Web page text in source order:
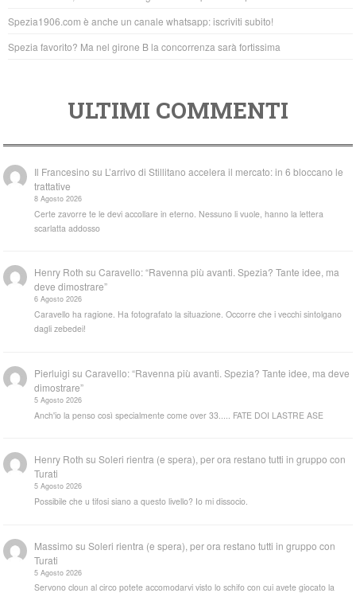
k
Spezia1906.com è anche un canale whatsapp: iscriviti subito!
Spezia favorito? Ma nel girone B la concorrenza sarà fortissima
ULTIMI COMMENTI
Il Francesino su L’arrivo di Stillitano accelera il mercato: in 6 bloccano le
trattative
8 Agosto 2026
Certe zavorre te le devi accollare in eterno. Nessuno li vuole, hanno la lettera
scarlatta addosso
Henry Roth suCaravello: “Ravenna più avanti. Spezia? Tante idee, ma
deve dimostrare”
6 Agosto 2026
Caravello ha ragione. Ha fotografato la situazione. Occorre che i vecchi sintolgano
dagli zebedei!
Pierluigi suCaravello: “Ravenna più avanti. Spezia? Tante idee, ma deve
dimostrare”
5 Agosto 2026
Anch'io la penso così specialmente come over 33..... FATE DOI LASTRE ASE
Henry Roth suSoleri rientra (e spera), per ora restano tutti in gruppo con
Turati
5 Agosto 2026
Possibile che u tifosi siano a questo livello? Io mi dissocio.
Massimo suSoleri rientra (e spera), per ora restano tutti in gruppo con
Turati
5 Agosto 2026
Servono cloun al circo potete accomodarvi visto lo schifo con cui avete giocato la